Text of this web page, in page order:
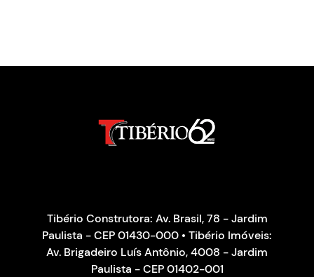
Tibério Construtora: Av. Brasil, 78 - Jardim
Paulista - CEP 01430-000 • Tibério Imóveis:
Av. Brigadeiro Luís Antônio, 4008 - Jardim
Paulista - CEP 01402-001